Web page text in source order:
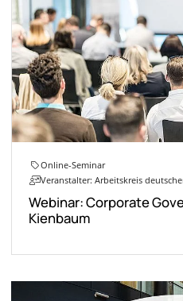
Online-Seminar
Veranstalter: Arbeitskreis
Webinar: Corporate
Kienbaum